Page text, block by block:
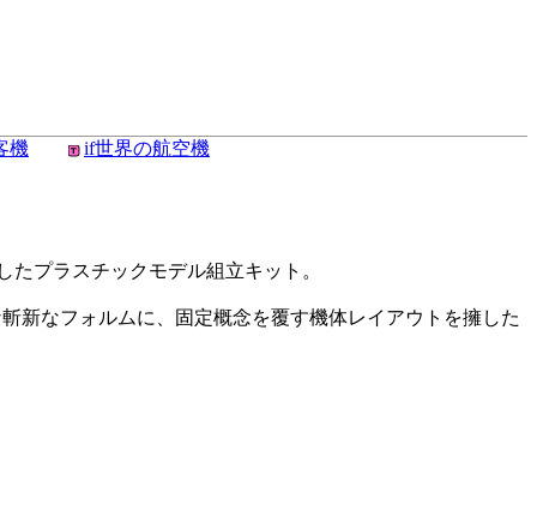
機 if世界の航空機
プラスチックモデル組立キット。
新なフォルムに、固定概念を覆す機体レイアウトを擁した